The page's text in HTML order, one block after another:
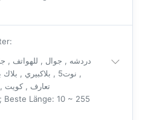
:
, نوت5 , بلاكبيري ,
تعارف , كويت
Beste Länge: 10 ~ 255